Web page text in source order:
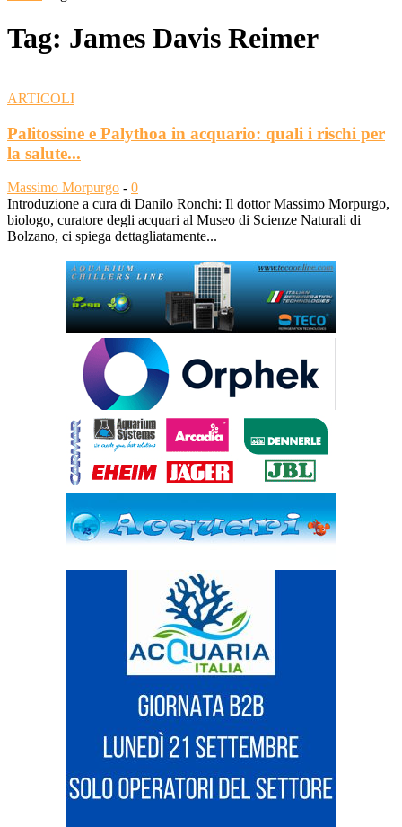
Tag: James Davis Reimer
ARTICOLI
Palitossine e Palythoa in acquario: quali i rischi per
la salute...
Massimo Morpurgo - 0
Introduzione a cura di Danilo Ronchi: Il dottor Massimo Morpurgo,
biologo, curatore degli acquari al Museo di Scienze Naturali di
Bolzano, ci spiega dettagliatamente...